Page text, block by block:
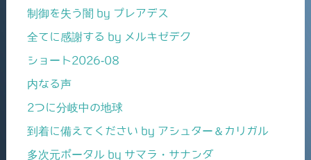
制御を失う闇 by プレアデス
全てに感謝する by メルキゼデク
ショート2026-08
内なる声
2つに分岐中の地球
到着に備えてください by アシュター＆カリガル
多次元ポータル by サマラ・サナンダ